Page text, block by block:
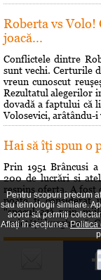
Roberta vs Volo!
joacă...
Conflictele dintre
sunt vechi. Certurile
vreun cunoscut
Rezultatul alegerilor
dovadă a faptului că
Volosevici, arâtându-i
Hai să îţi spun o
Prin 1951 Brâncusi
200 de lucrări si
respins oferta. A fost
poate fi considerat
"speculează prin
societăţii burgheze".
„Omul cel mai
Pentru scopuri precum
sau tehnologii similare.
acord să permiți
Aflați în secțiuneaPolitica